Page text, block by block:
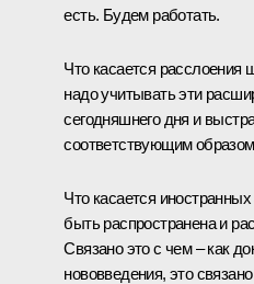
есть. Будем работать.
Что касается расслоения
надо учитывать эти
сегодняшнего дня и
соответствующим
Что касается
быть распространена и
Связано это с чем – как
нововведения, это